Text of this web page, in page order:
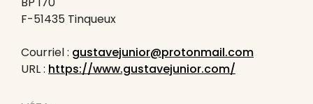
F-51435 Tinqueux
Courriel : gustavejunior@protonmail.com
URL : https://www.gustavejunior.com/